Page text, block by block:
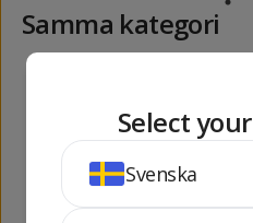
Samma kategori
Select
Svenska